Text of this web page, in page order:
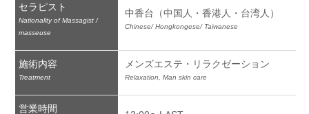
セラピスト
Nationality of Massagist /
masseuse
中香台（中国人・香港人・台湾人）
Chinese/ Hongkongese/ Taiwanese
施術内容
Treatment
メンズエステ・リラクゼーション
Relaxation, Man skin care
営業時間